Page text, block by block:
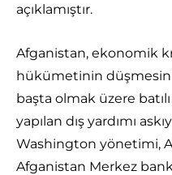
açıklamıştır.
Afganistan, ekonomik
hükümetinin
başta olmak üzere
yapılan dış yardımı
Washington yönetimi,
Afganistan Merkez